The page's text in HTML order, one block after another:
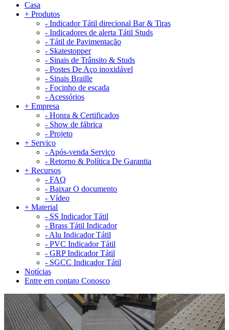
Casa
+ Produtos
- Indicador Tátil direcional Bar & Tiras
- Indicadores de alerta Tátil Studs
- Tátil de Pavimentação
- Skatestopper
- Sinais de Trânsito & Studs
- Postes De Aço inoxidável
- Sinais Braille
- Focinho de escada
- Acessórios
+ Empresa
- Honra & Certificados
- Show de fábrica
- Projeto
+ Serviço
- Após-venda Serviço
- Retorno & Política De Garantia
+ Recursos
- FAQ
- Baixar O documento
- Vídeo
+ Material
- SS Indicador Tátil
- Brass Tátil Indicador
- Alu Indicador Tátil
- PVC Indicador Tátil
- GRP Indicador Tátil
- SGCC Indicador Tátil
Notícias
Entre em contato Conosco